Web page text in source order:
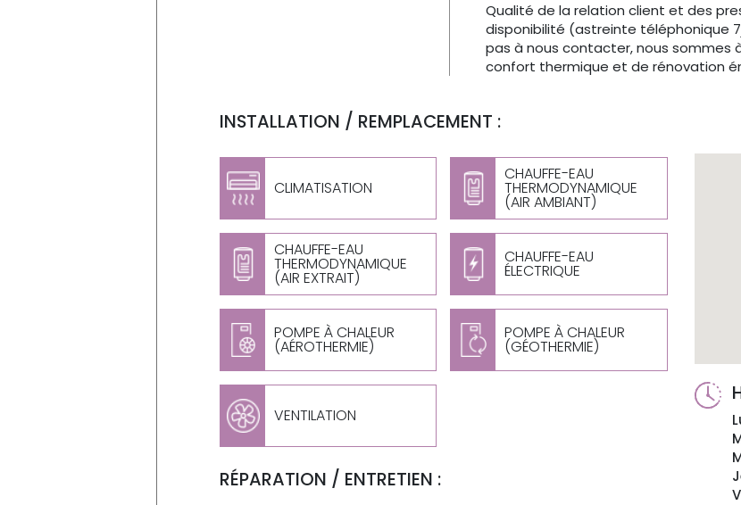
Qualité de la relation client et des
disponibilité (astreinte téléphonique
pas à nous contacter, nous sommes
confort thermique et de rénovation
INSTALLATION / REMPLACEMENT :
CLIMATISATION
CHAUFFE-EAU
THERMODYNAMIQUE
(AIR AMBIANT)
CHAUFFE-EAU
THERMODYNAMIQUE
(AIR EXTRAIT)
CHAUFFE-EAU
ÉLECTRIQUE
POMPE À CHALEUR
(AÉROTHERMIE)
POMPE À CHALEUR
(GÉOTHERMIE)
VENTILATION
RÉPARATION / ENTRETIEN :